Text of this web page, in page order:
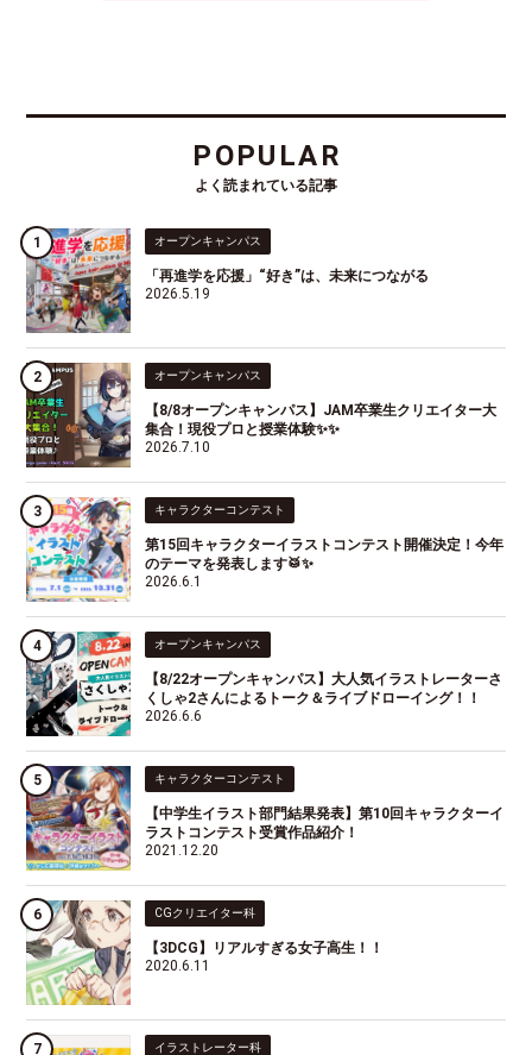
POPULAR
よく読まれている記事
オープンキャンパス
「再進学を応援」“好き”は、未来につながる
2026.5.19
オープンキャンパス
【8/8オープンキャンパス】JAM卒業生クリエイター大
集合！現役プロと授業体験✨✨
2026.7.10
キャラクターコンテスト
第15回キャラクターイラストコンテスト開催決定！今年
のテーマを発表します🥁✨
2026.6.1
オープンキャンパス
【8/22オープンキャンパス】大人気イラストレーターさ
くしゃ2さんによるトーク＆ライブドローイング！！
2026.6.6
キャラクターコンテスト
【中学生イラスト部門結果発表】第10回キャラクターイ
ラストコンテスト受賞作品紹介！
2021.12.20
CGクリエイター科
【3DCG】リアルすぎる女子高生！！
2020.6.11
イラストレーター科